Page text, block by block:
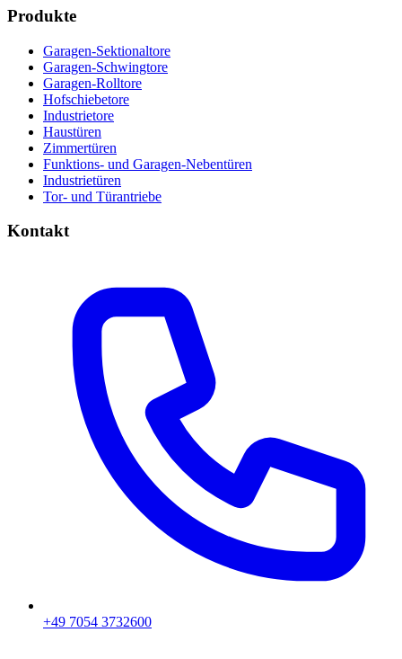
Produkte
Garagen-Sektionaltore
Garagen-Schwingtore
Garagen-Rolltore
Hofschiebetore
Industrietore
Haustüren
Zimmertüren
Funktions- und Garagen-Nebentüren
Industrietüren
Tor- und Türantriebe
Kontakt
+49 7054 3732600